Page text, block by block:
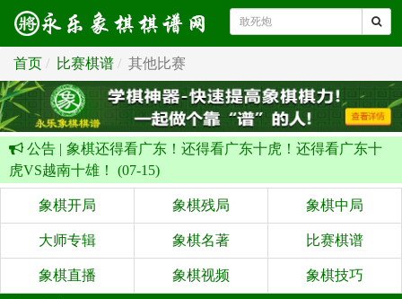
首页 比赛棋谱 其他比赛
公告 | 象棋还得看广东！还得看广东十虎！还得看广东十
虎VS越南十雄！ (07-15)
象棋开局 象棋残局 象棋中局
大师专辑 象棋名著 比赛棋谱
象棋直播 象棋视频 象棋技巧